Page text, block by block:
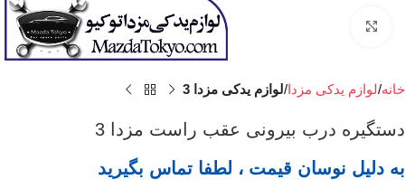
برای بزرگنمایی کلیک کنید
خانه لوازم یدکی مزدا لوازم یدکی مزدا 3
دستگیره درب بیرونی عقب راست مزدا 3
به دلیل نوسان قیمت ، لطفا تماس بگیرید